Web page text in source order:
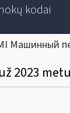
kodai
Машинный
2023